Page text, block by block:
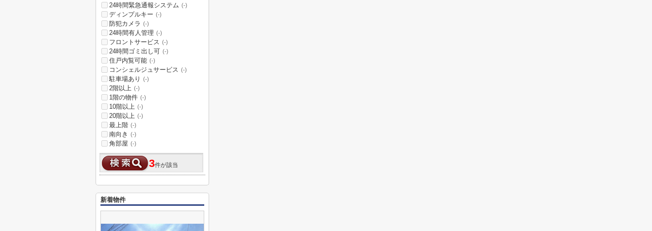
24時間緊急通報システム (-)
ディンプルキー (-)
防犯カメラ (-)
24時間有人管理 (-)
フロントサービス (-)
24時間ゴミ出し可 (-)
住戸内覧可能 (-)
コンシェルジュサービス (-)
駐車場あり (-)
2階以上 (-)
1階の物件 (-)
10階以上 (-)
20階以上 (-)
最上階 (-)
南向き (-)
角部屋 (-)
3件が該当
新着物件